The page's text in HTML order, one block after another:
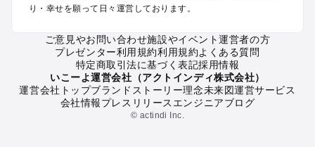
銀座・丸の内・日本橋・有楽町・築地・月島のプールお出かけ
小金井・小平・西東京・東村山・東久留米のプールお出かけ
府中・調布・狛江のプールお出かけ
青梅・奥多摩のプールお出かけ
蒲田・大森・羽田周辺のプールお出かけ
葛西・新木場・亀戸・亀有・柴又のプールお出かけ
北千住・日暮里・荒川のプールお出かけ
り・幸せを願って日々運営しております。
ご意見やお問い合わせ施設やイベント運営者の方
プレゼンター利用規約利用規約よくある質問
特定商取引法に基づく表記採用情報
いこーよ運営会社（アクトインディ株式会社）
運営会社トップブランドストーリー理念未来図運営サービス
会社情報プレスリリース エンジニアブログ
© actindi Inc.